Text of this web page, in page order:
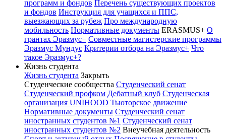
программ и фондов Перечень существующих проектов
и фондов Инструкция для учащихся и ППС,
выезжающих за рубеж Про международную
мобильность Нормативные документы ERASMUS+ О
грантах Эразмус+ Совместные магистерские программы
Эразмус Мундус Критерии отбора на Эразмус+ Что
такое Эразмус+?
Жизнь студента
Жизнь студента Закрыть
Студенческие сообщества Студенческий сенат
Студенческий профком Дебатный клуб Студенческая
организация UNIHOOD Тьюторское движение
Нормативные документы Студенческий сенат
иностранных студентов №1 Студенческий сенат
иностранных студентов №2 Внеучебная деятельность